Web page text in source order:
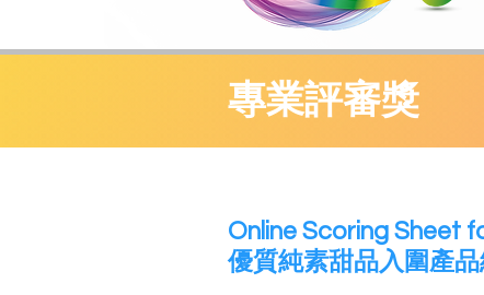
專業評審獎
​Online Scoring Sheet
優質純素甜品入圍產